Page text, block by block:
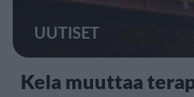
UUTISET
Kela muuttaa